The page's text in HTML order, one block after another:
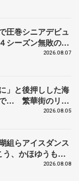
圧巻シニアデビュ
シーズン無敗の島
2026.08.07
」と後押しした海
… 繁華街のリン
んも味方に 小林
2026.08.05
組らアイスダンス
、かほゆうも、
2026.08.08